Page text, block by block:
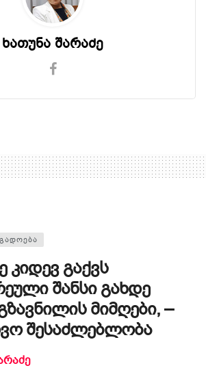
ხათუნა შარაძე
კიდევ გაქვს
შანსი გახდე
მიმღები, –
შესაძლებლობა